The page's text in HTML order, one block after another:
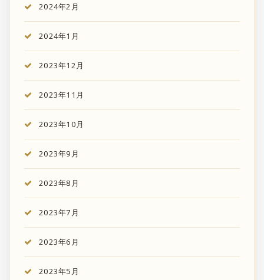
2024年2月
2024年1月
2023年12月
2023年11月
2023年10月
2023年9月
2023年8月
2023年7月
2023年6月
2023年5月